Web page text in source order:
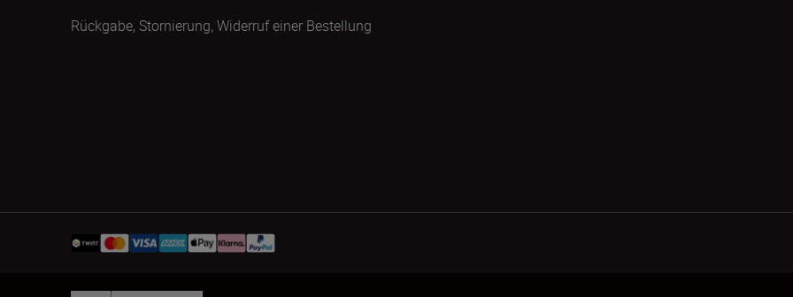
Rückgabe, Stornierung, Widerruf einer Bestellung